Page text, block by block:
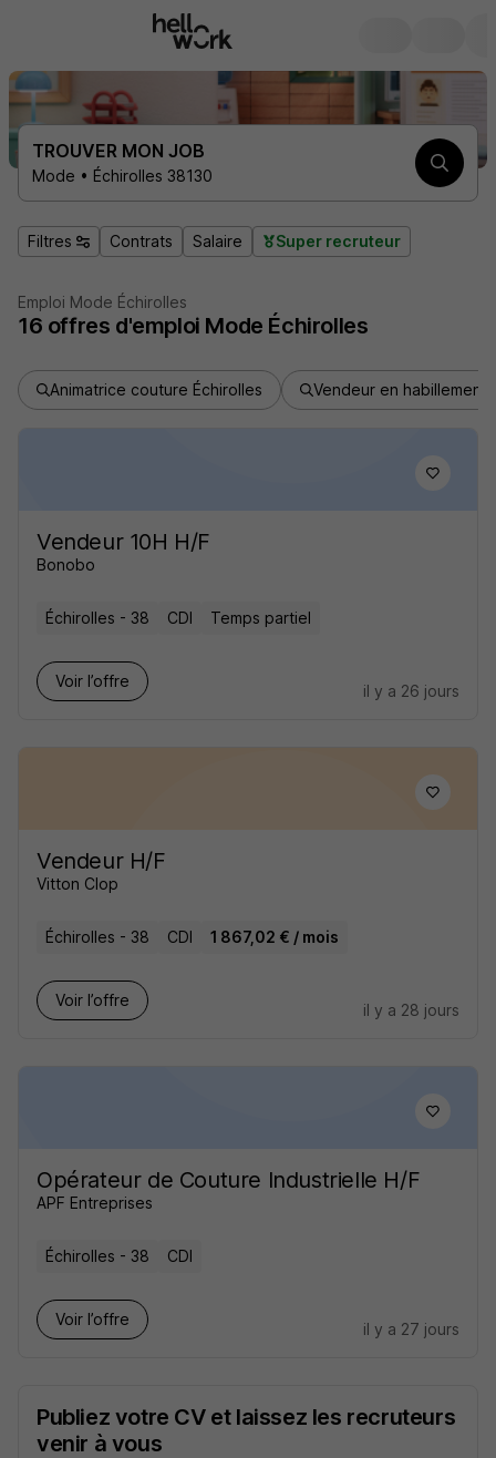
TROUVER MON JOB
Mode • Échirolles 38130
Filtres Contrats Salaire Super recruteur
Emploi Mode Échirolles
16 offres d'emploi Mode Échirolles
Animatrice couture Échirolles Vendeur en habillement
Vendeur 10H H/F
Bonobo
Échirolles - 38 CDI Temps partiel
Voir l’offre
il y a 26 jours
Vendeur H/F
Vitton Clop
Échirolles - 38 CDI 1 867,02 € / mois
Voir l’offre
il y a 28 jours
Opérateur de Couture Industrielle H/F
APF Entreprises
Échirolles - 38 CDI
Voir l’offre
il y a 27 jours
Publiez votre CV et laissez les recruteurs
venir à vous